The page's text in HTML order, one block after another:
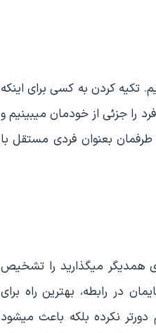
تکیه کردن به کسی برای اینکه
را جزئی از خودمان میبینیم و
بعنوان فردی مستقل با
همدیگر میگذارید را تشخیص
در رابطه، بهترین راه برای
نکرده بلکه باعث میشود